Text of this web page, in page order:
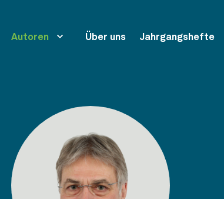
Autoren Über uns Jahrgangshefte